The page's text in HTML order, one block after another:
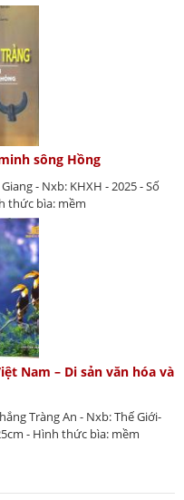
sông Hồng
- Nxb: KHXH - 2025 - Số
thức bìa: mềm
Nam – Di sản văn hóa và
Tràng An - Nxb: Thế Giới-
- Hình thức bìa: mềm